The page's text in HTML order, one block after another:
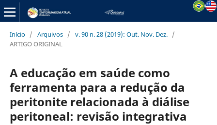
Início / Arquivos / v. 90 n. 28 (2019): Out. Nov. Dez. /
ARTIGO ORIGINAL
A educação em saúde como
ferramenta para a redução da
peritonite relacionada à diálise
peritoneal: revisão integrativa